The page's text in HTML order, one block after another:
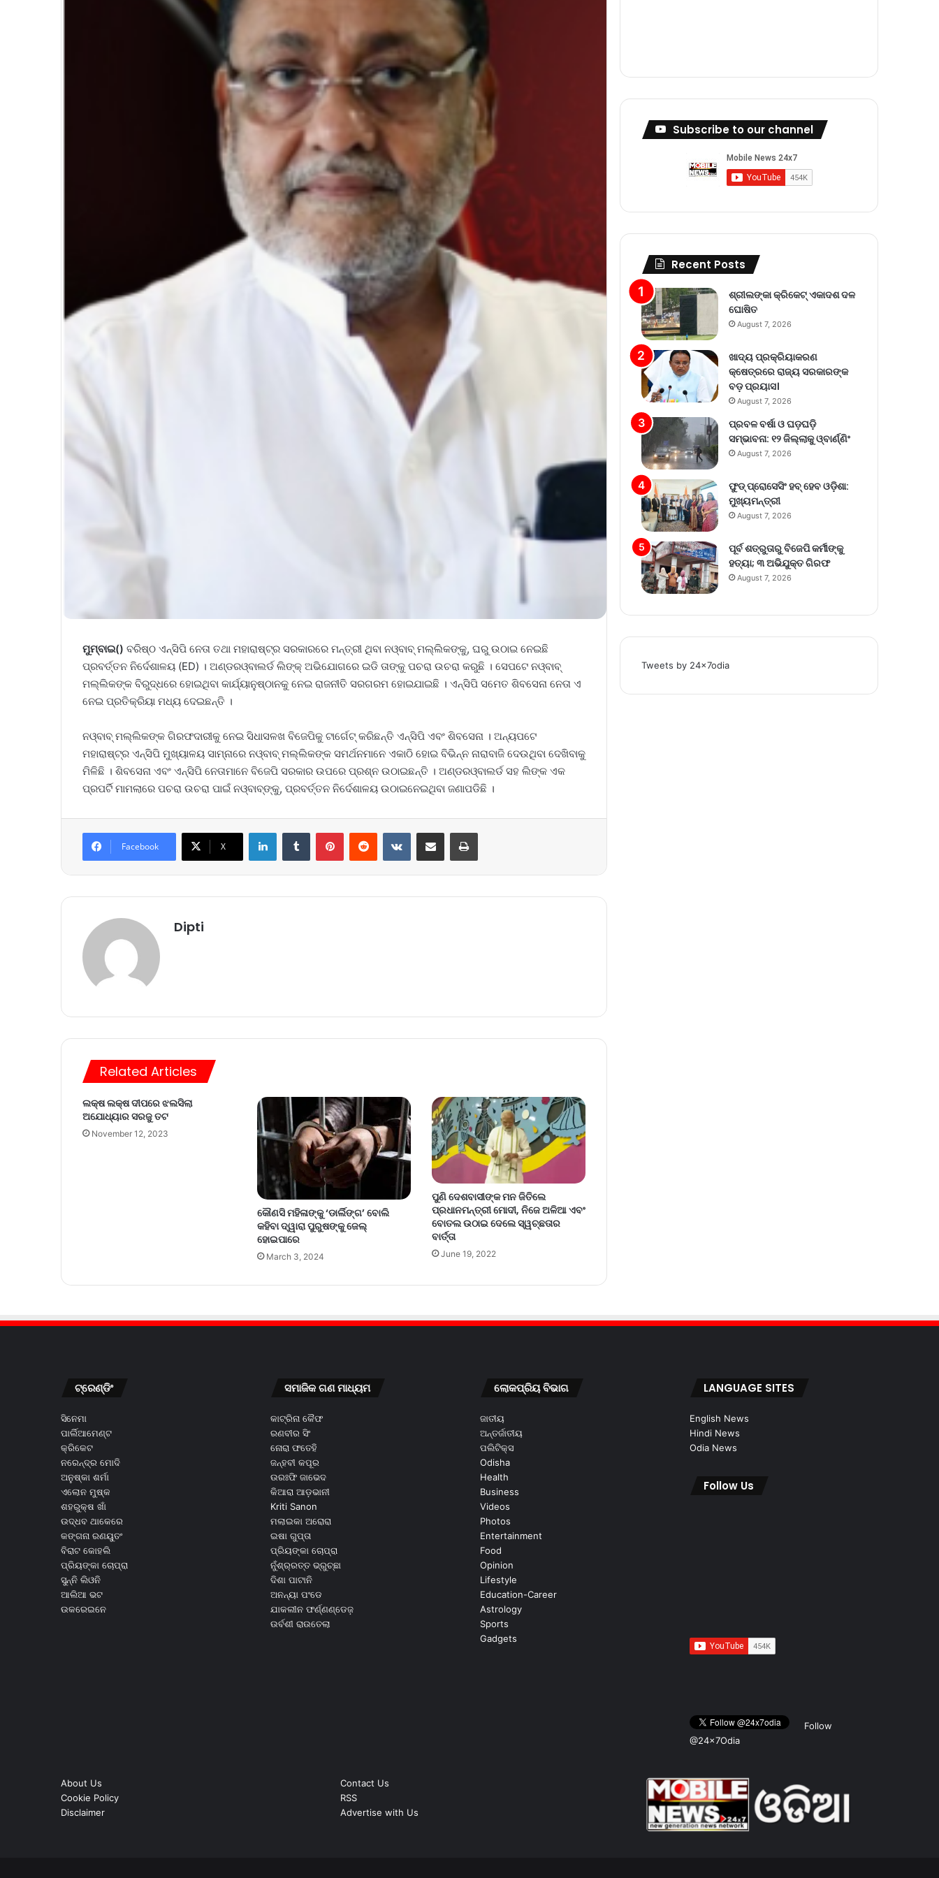
ମୁମ୍ବାଇ() ବରିଷ୍ଠ ଏନ୍‌ସିପି ନେତା ତଥା ମହାରାଷ୍ଟ୍ର ସରକାରରେ ମନ୍ତ୍ରୀ ଥିବା ନଓ୍ବାବ୍‌ ମଲ୍ଲିକଙ୍କୁ, ଘରୁ ଉଠାଇ ନେଇଛି
ପ୍ରବର୍ତ୍ତନ ନିର୍ଦେଶାଳୟ (ED) । ଅଣ୍ଡରଓ୍ବାଲର୍ଡ ଲିଙ୍କ୍‌ ଅଭିଯୋଗରେ ଇଡି ତାଙ୍କୁ ପଚରା ଉଚରା କରୁଛି । ସେପଟେ ନଓ୍ବାବ୍‌
ମଲ୍ଲିକଙ୍କ ବିରୁଦ୍ଧରେ ହୋଇଥିବା କାର୍ଯ୍ୟାନୁଷ୍ଠାନକୁ ନେଇ ରାଜନୀତି ସରଗରମ ହୋଇଯାଇଛି । ଏନ୍‌ସିପି ସମେତ ଶିବସେନା ନେତା ଏ
ନେଇ ପ୍ରତିକ୍ରିୟା ମଧ୍ୟ ଦେଇଛନ୍ତି ।
ନଓ୍ବାବ୍‌ ମଲ୍ଲିକଙ୍କ ଗିରଫଦାରୀକୁ ନେଇ ସିଧାସଳଖ ବିଜେପିକୁ ଟାର୍ଗେଟ୍‌ କରିଛନ୍ତି ଏନ୍‌ସିପି ଏବଂ ଶିବସେନା । ଅନ୍ୟପଟେ
ମହାରାଷ୍ଟ୍ର ଏନ୍‌ସିପି ମୁଖ୍ୟାଳୟ ସାମ୍ନାରେ ନଓ୍ବାବ୍‌ ମଲ୍ଲିକଙ୍କ ସମର୍ଥନମାନେ ଏକାଠି ହୋଇ ବିଭିନ୍ନ ନାରାବାଜି ଦେଉଥିବା ଦେଖିବାକୁ
ମିଳିଛି । ଶିବସେନା ଏବଂ ଏନ୍‌ସିପି ନେତାମାନେ ବିଜେପି ସରକାର ଉପରେ ପ୍ରଶ୍ନ ଉଠାଇଛନ୍ତି । ଅଣ୍ଡରଓ୍ବାଲର୍ଡ ସହ ଲିଙ୍କ ଏକ
ପ୍ରପର୍ଟି ମାମଲାରେ ପଚରା ଉଚରା ପାଇଁ ନଓ୍ବାବ୍‌ଙ୍କୁ, ପ୍ରବର୍ତ୍ତନ ନିର୍ଦେଶାଳୟ ଉଠାଇନେଇଥିବା ଜଣାପଡିଛି ।
Facebook X
Dipti
Related Articles
ଲକ୍ଷ ଲକ୍ଷ ଦୀପରେ ଝଲସିଲା
ଅଯୋଧ୍ୟାର ସରଜୁ ତଟ
November 12, 2023
କୌଣସି ମହିଳାଙ୍କୁ ‘ଡାର୍ଲିଙ୍ଗ’ ବୋଲି
କହିବା ଦ୍ୱାରା ପୁରୁଷଙ୍କୁ ଜେଲ୍
ହୋଇପାରେ
March 3, 2024
ପୁଣି ଦେଶବାସୀଙ୍କ ମନ ଜିତିଲେ
ପ୍ରଧାନମନ୍ତ୍ରୀ ମୋଦୀ, ନିଜେ ଅଳିଆ ଏବଂ
ବୋତଲ ଉଠାଇ ଦେଲେ ସ୍ୱଚ୍ଛତାର
ବାର୍ତ୍ତା
June 19, 2022
Subscribe to our channel
Recent Posts
ଶ୍ରୀଲଙ୍କା କ୍ରିକେଟ୍‌ ଏକାଦଶ ଦଳ
ଘୋଷିତ
August 7, 2026
ଖାଦ୍ୟ ପ୍ରକ୍ରିୟାକରଣ
କ୍ଷେତ୍ରରେ ରାଜ୍ୟ ସରକାରଙ୍କ
ବଡ଼ ପ୍ରୟାସ।
August 7, 2026
ପ୍ରବଳ ବର୍ଷା ଓ ଘଡ଼ଘଡ଼ି
ସମ୍ଭାବନା: ୧୨ ଜିଲ୍ଲାକୁ ଓ୍ବାର୍ଣ୍ଣିଂ
August 7, 2026
ଫୁଡ୍ ପ୍ରୋସେସିଂ ହବ୍ ହେବ ଓଡ଼ିଶା:
ମୁଖ୍ୟମନ୍ତ୍ରୀ
August 7, 2026
ପୂର୍ବ ଶତ୍ରୁତାରୁ ବିଜେପି କର୍ମୀଙ୍କୁ
ହତ୍ୟା; ୩ ଅଭିଯୁକ୍ତ ଗିରଫ
August 7, 2026
Tweets by 24x7odia
ଟ୍ରେଣ୍ଡିଂ
ସିନେମା
ପାର୍ଲିଆମେଣ୍ଟ
କ୍ରିକେଟ
ନରେନ୍ଦ୍ର ମୋଦି
ଅନୁଷ୍କା ଶର୍ମା
ଏଲୋନ ମୁଷ୍କ
ଶହରୁକ୍ଷ ଖାଁ
ଉଦ୍ଧବ ଥାକେରେ
କଙ୍ଗନା ରଣୟୁତଂ
ବିରାଟ କୋହଲି
ପ୍ରିୟଙ୍କା ଚୋପ୍ରା
ସୁନ୍ନି ଲିଓନି
ଆଲିଆ ଭଟ
ଉକରେଇନେ
ସମାଜିକ ଗଣ ମାଧ୍ୟମ
କାଟ୍ରିନା କୈଫ
ରଣବୀର ସିଂ
ନୋରା ଫତେହି
ଜନ୍ହବୀ କପୂର
ଉରଃଫି ଜାଭେଦ
କିଆରା ଆଡ଼ଭାନୀ
Kriti Sanon
ମଲାଇକା ଅରୋରା
ଇଷା ଗୁପ୍ତା
ପ୍ରିୟଙ୍କା ଚୋପ୍ରା
ନୁଁଶ୍ର୍ରତ୍ତ ଭ୍ରୁଚ୍ଛା
ଦିଶା ପାଟାନି
ଅନନ୍ୟା ପଂଡେ
ଯାକଲୀନ ଫର୍ଣ୍ଣଣ୍ଡେଜ଼
ଉର୍ବଶୀ ରାଉତେଲା
ଲୋକପ୍ରିୟ ବିଭାଗ
ଜାତୀୟ
ଅନ୍ତର୍ଜାତୀୟ
ପଲିଟିକ୍ସ
Odisha
Health
Business
Videos
Photos
Entertainment
Food
Opinion
Lifestyle
Education-Career
Astrology
Sports
Gadgets
LANGUAGE SITES
English News
Hindi News
Odia News
Follow Us
Follow
@24x7Odia
About Us
Cookie Policy
Disclaimer
Contact Us
RSS
Advertise with Us